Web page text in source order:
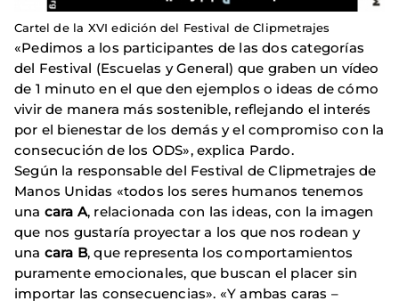
Cartel de la XVI edición del Festival de Clipmetrajes
«Pedimos a los participantes de las dos categorías
del Festival (Escuelas y General) que graben un vídeo
de 1 minuto en el que den ejemplos o ideas de cómo
vivir de manera más sostenible, reflejando el interés
por el bienestar de los demás y el compromiso con la
consecución de los ODS», explica Pardo.
Según la responsable del Festival de Clipmetrajes de
Manos Unidas «todos los seres humanos tenemos
una cara A, relacionada con las ideas, con la imagen
que nos gustaría proyectar a los que nos rodean y
una cara B, que representa los comportamientos
puramente emocionales, que buscan el placer sin
importar las consecuencias». «Y ambas caras –